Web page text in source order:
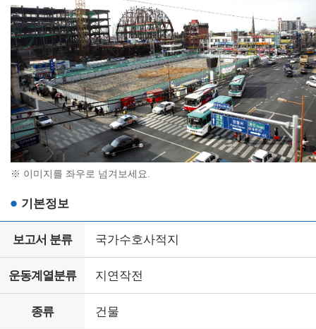
※ 이미지를 좌우로 넘겨보세요.
기본정보
보고서 분류 국가수호사적지
운동계열분류 지연작전
종류 건물